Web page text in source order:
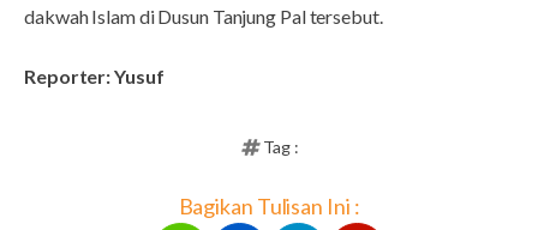
dakwah Islam di Dusun Tanjung Pal tersebut.
Reporter: Yusuf
Tag :
Bagikan Tulisan Ini :